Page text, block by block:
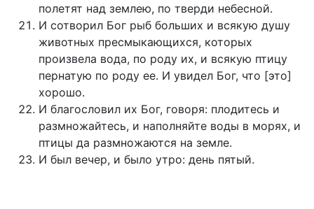
полетят над землею, по тверди небесной.
И сотворил Бог рыб больших и всякую душу
животных пресмыкающихся, которых
произвела вода, по роду их, и всякую птицу
пернатую по роду ее. И увидел Бог, что [это]
хорошо.
И благословил их Бог, говоря: плодитесь и
размножайтесь, и наполняйте воды в морях, и
птицы да размножаются на земле.
И был вечер, и было утро: день пятый.